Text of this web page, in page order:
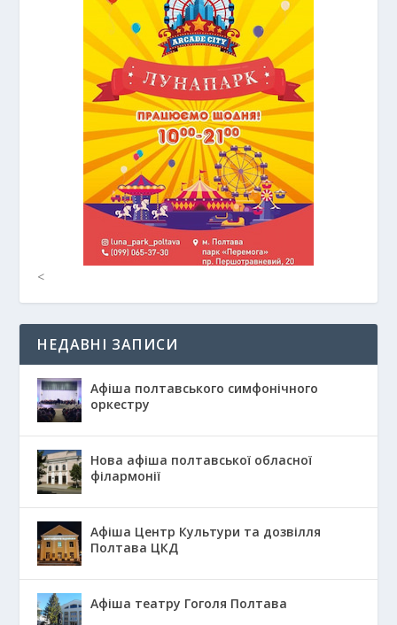
<
НЕДАВНІ ЗАПИСИ
Афіша полтавського симфонічного
оркестру
Нова афіша полтавської обласної
філармонії
Афіша Центр Культури та дозвілля
Полтава ЦКД
Афіша театру Гоголя Полтава